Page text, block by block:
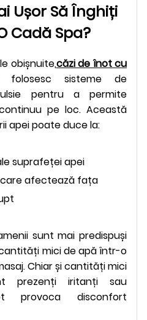
Ușor Să Înghiți
Cadă Spa?
obișnuite,căzi de înot cu
folosesc sisteme de
pentru a permite
pe loc. Această
apei poate duce la:
suprafeței apei
care afectează fața
sunt mai predispuși
mici de apă într-o
Chiar și cantități mici
prezenți iritanți sau
provoca disconfort